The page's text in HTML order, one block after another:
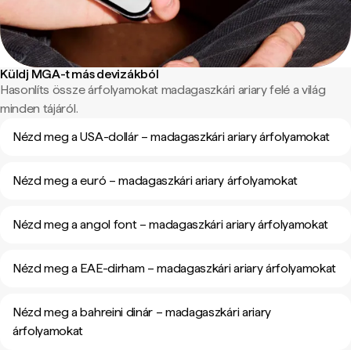
Küldj MGA-t más devizákból
Hasonlíts össze árfolyamokat madagaszkári ariary felé a világ
minden tájáról.
Nézd meg a USA-dollár – madagaszkári ariary árfolyamokat
Nézd meg a euró – madagaszkári ariary árfolyamokat
Nézd meg a angol font – madagaszkári ariary árfolyamokat
Nézd meg a EAE-dirham – madagaszkári ariary árfolyamokat
Nézd meg a bahreini dinár – madagaszkári ariary
árfolyamokat